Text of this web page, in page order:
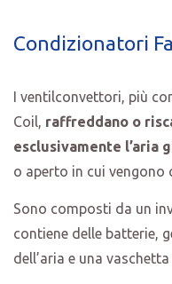
Condizionatori
I ventilconvettori, più
Coil, raffreddano o
esclusivamente l’aria
o aperto in cui vengono
Sono composti da un
contiene delle batterie,
dell’aria e una